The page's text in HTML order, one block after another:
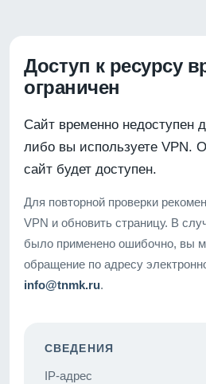
Доступ к ресурсу
ограничен
Сайт временно недоступен
либо вы используете VPN.
сайт будет доступен.
Для повторной проверки
VPN и обновить страницу. В
было применено ошибочно, вы
обращение по адресу
info@tnmk.ru.
СВЕДЕНИЯ
IP-адрес